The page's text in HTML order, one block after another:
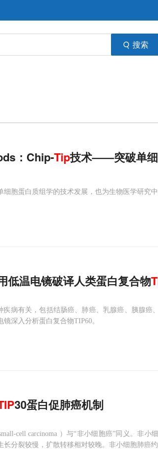
搜索
：Chip-Tip技术——突破单细
细胞蛋白质组学的技术发展，也为生物医学研究
低温电镜破译人类蛋白复合物
疾病有关，包括结肠癌、肺癌、乳腺癌、胰腺癌
镜深入分析蛋白复合物TIP60。
30蛋白促肺癌机制
cell carcinoma ）与“非小细胞癌”同义。非
长分裂较慢，扩散转移相对较晚。非小细胞肺癌